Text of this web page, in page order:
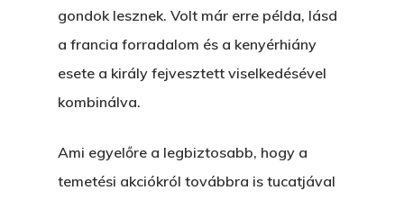
gondok lesznek. Volt már erre példa, lásd
a francia forradalom és a kenyérhiány
esete a király fejvesztett viselkedésével
kombinálva.
Ami egyelőre a legbiztosabb, hogy a
temetési akciókról továbbra is tucatjával
EGY BANKOT, ÖDÖN?
A „BECSÜLETES”